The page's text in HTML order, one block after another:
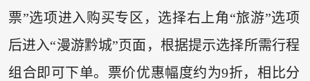
票”选项进入购买专区，选择右上角“旅游”选项
后进入“漫游黔城”页面，根据提示选择所需行程
组合即可下单。票价优惠幅度约为9折，相比分